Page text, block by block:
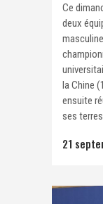
Ce
deux
la Chine
ensuite
ses
21